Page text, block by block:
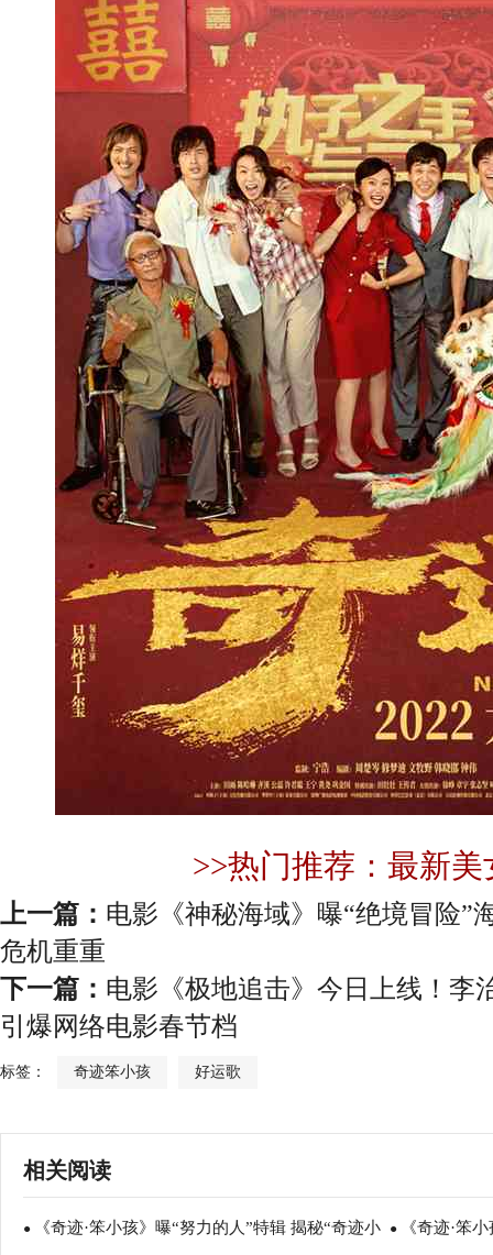
>>热门推荐：最新美
上一篇： 电影《神秘海域》曝“绝境冒险”
危机重重
下一篇： 电影《极地追击》今日上线！李
引爆网络电影春节档
标签： 奇迹笨小孩 好运歌
相关阅读
● 《奇迹·笨小孩》曝“努力的人”特辑 揭秘“奇迹小 ● 《奇迹·笨